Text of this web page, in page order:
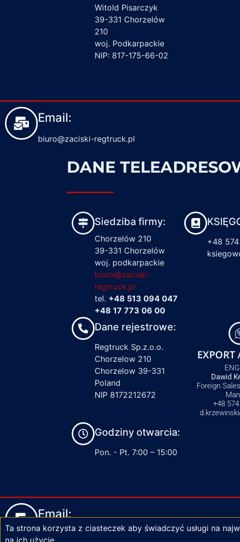
Witold Pisarczyk
39-331 Chorzelów
210
woj. Podkarpackie
NIP: 817-175-66-02
Email:
biuro@zaciski-regtruck.pl
DANE
Siedziba firmy:
Chorzelów 210
39-331 Chorzelów
woj. podkarpackie
biuro@zaciski-
regtruck.pl
tel. +48 513 094 047
+48 17 773 06 00
+48
Dane rejestrowe:
Regtruck Sp.z.o.o.
Chorzelow 210
Chorzelow 39-331
Poland
NIP 8172212672
Dawid
Foreign
+48
Godziny otwarcia:
Pon. - Pt. 7:00 – 15:00
Email:
biuro@zaciski-regtruck.pl
Ta strona korzysta z ciasteczek aby świadczyć usługi na
na ich użycie